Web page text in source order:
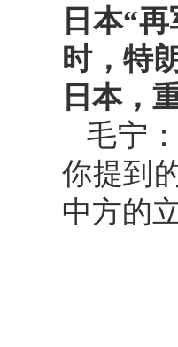
日本“
时，特
日本，
毛宁
你提到
中方的